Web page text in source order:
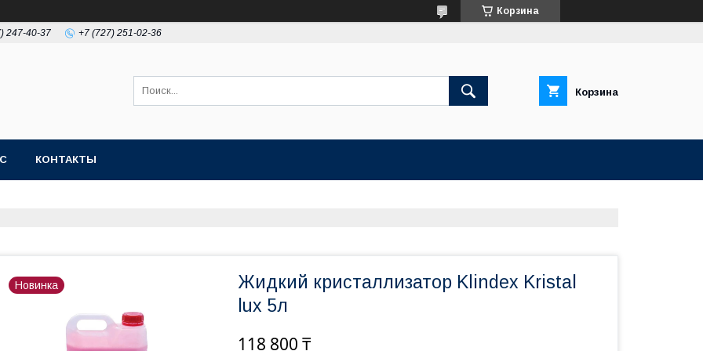
Корзина
247-40-37 +7 (727) 251-02-36
Корзина
КОНТАКТЫ
Новинка
Жидкий кристаллизатор Klindex Kristal
lux 5л
118 800 ₸